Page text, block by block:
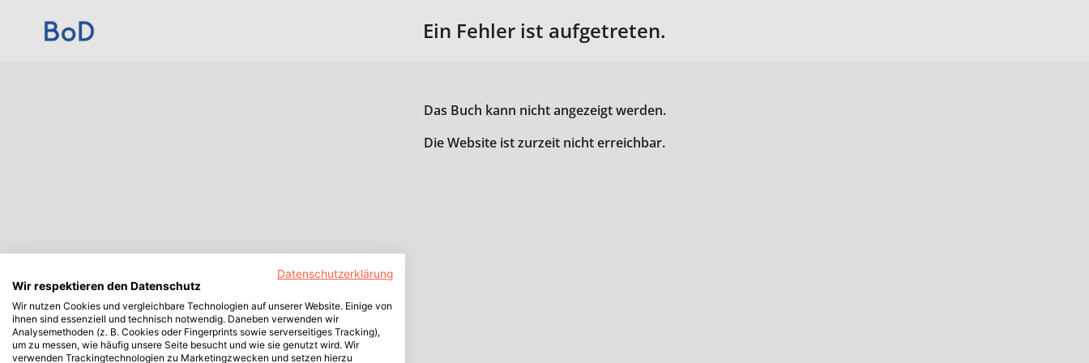
Ein Fehler ist aufgetreten.
Das Buch kann nicht angezeigt werden.
Die Website ist zurzeit nicht erreichbar.
Datenschutzerklärung
Wir respektieren den Datenschutz
Wir nutzen Cookies und vergleichbare Technologien auf unserer Website. Einige von
ihnen sind essenziell und technisch notwendig. Daneben verwenden wir
Analysemethoden (z. B. Cookies oder Fingerprints sowie serverseitiges Tracking),
um zu messen, wie häufig unsere Seite besucht und wie sie genutzt wird. Wir
verwenden Trackingtechnologien zu Marketingzwecken und setzen hierzu